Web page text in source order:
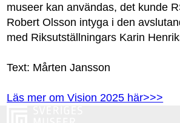
museer kan användas, det kunde
Robert Olsson intyga i den
med Riksutställningars Karin
Text: Mårten Jansson
Läs mer om Vision 2025 här>>>